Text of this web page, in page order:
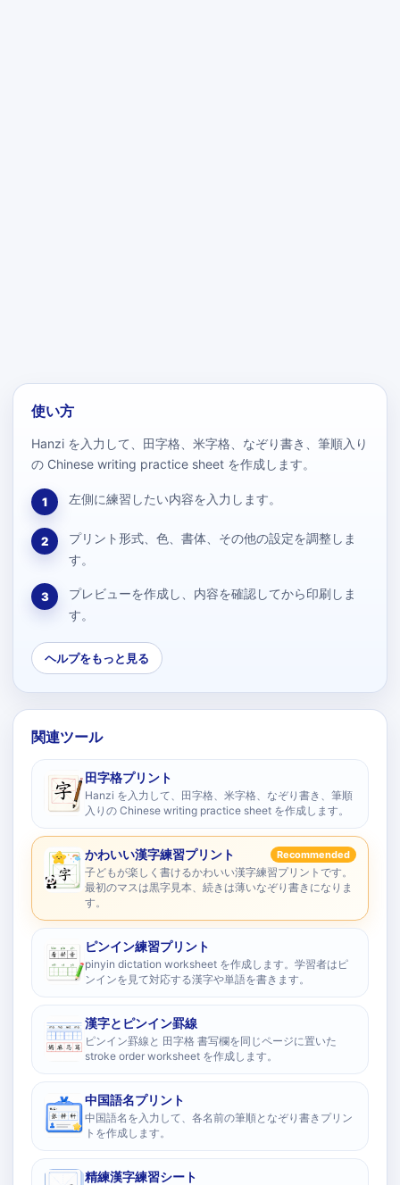
使い方
Hanzi を入力して、田字格、米字格、なぞり書き、筆順入り
の Chinese writing practice sheet を作成します。
1 左側に練習したい内容を入力します。
2
プリント形式、色、書体、その他の設定を調整しま
す。
3
プレビューを作成し、内容を確認してから印刷しま
す。
ヘルプをもっと見る
関連ツール
田字格プリント
Hanzi を入力して、田字格、米字格、なぞり書き、筆順
入りの Chinese writing practice sheet を作成します。
かわいい漢字練習プリント Recommended
子どもが楽しく書けるかわいい漢字練習プリントです。
最初のマスは黒字見本、続きは薄いなぞり書きになりま
す。
ピンイン練習プリント
pinyin dictation worksheet を作成します。学習者はピ
ンインを見て対応する漢字や単語を書きます。
漢字とピンイン罫線
ピンイン罫線と 田字格 書写欄を同じページに置いた
stroke order worksheet を作成します。
中国語名プリント
中国語名を入力して、各名前の筆順となぞり書きプリン
トを作成します。
精練漢字練習シート